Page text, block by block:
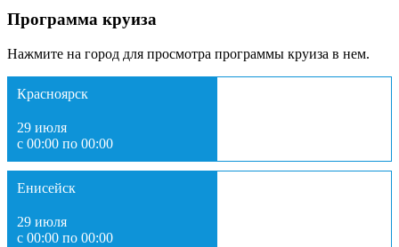
Программа круиза
Нажмите на город для просмотра программы круиза в нем.
Красноярск
29 июля
с 00:00 по 00:00
Енисейск
29 июля
с 00:00 по 00:00